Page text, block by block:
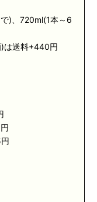
)、720ml(1本～6
は送料+440円